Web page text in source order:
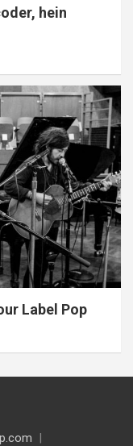
hein
Label Pop